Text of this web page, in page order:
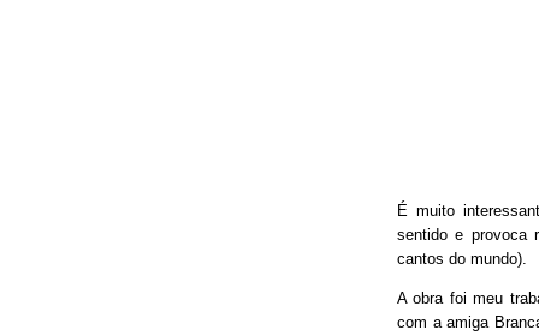
É muito
sentido e provoca
cantos do mundo).
A obra foi meu
com a amiga